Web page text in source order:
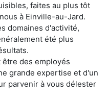
faites au plus tôt
à Einville-au-Jard.
domaines d'activité,
été plus
des employés
grande expertise et d'un
parvenir à vous délester